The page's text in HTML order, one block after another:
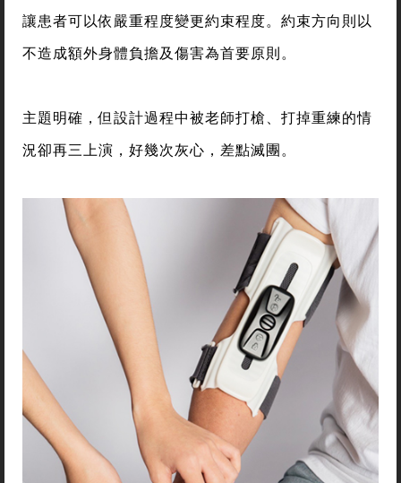
讓患者可以依嚴重程度變更約束程度。約束方向則以
不造成額外身體負擔及傷害為首要原則。
主題明確，但設計過程中被老師打槍、打掉重練的情
況卻再三上演，好幾次灰心，差點滅團。